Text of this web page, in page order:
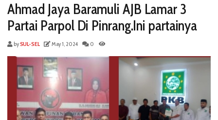
Ahmad Jaya Baramuli AJB Lamar 3
Partai Parpol Di Pinrang.Ini partainya
bySUL-SEL May 1, 2024 0